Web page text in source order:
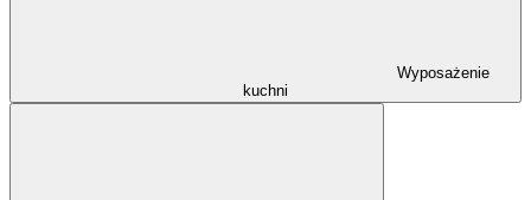
Wyposażenie
kuchni